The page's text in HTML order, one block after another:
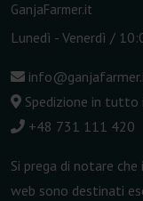
GanjaFarmer.it
Lunedì - Venerdì /
Spedizione in tutto
+48 731 111 420
Si prega di notare
web sono destinati